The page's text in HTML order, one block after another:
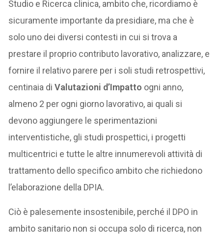
Studio e Ricerca clinica, ambito che, ricordiamo è
sicuramente importante da presidiare, ma che è
solo uno dei diversi contesti in cui si trova a
prestare il proprio contributo lavorativo, analizzare, e
fornire il relativo parere per i soli studi retrospettivi,
centinaia diValutazioni d’Impatto ogni anno,
almeno 2 per ogni giorno lavorativo, ai quali si
devono aggiungere le sperimentazioni
interventistiche, gli studi prospettici, i progetti
multicentrici e tutte le altre innumerevoli attività di
trattamento dello specifico ambito che richiedono
l’elaborazione della DPIA.
Ciò è palesemente insostenibile, perché il DPO in
ambito sanitario non si occupa solo di ricerca, non